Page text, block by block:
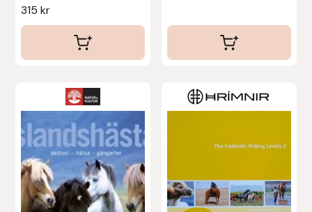
315kr
Stina Helmersson Bokförlag
Suedwind
Tekna
Tidningen Ridsport Island
TöltSaga